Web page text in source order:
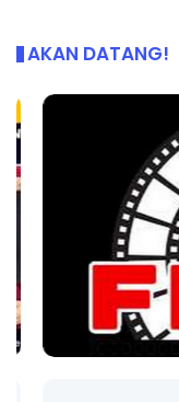
AKAN DATANG!